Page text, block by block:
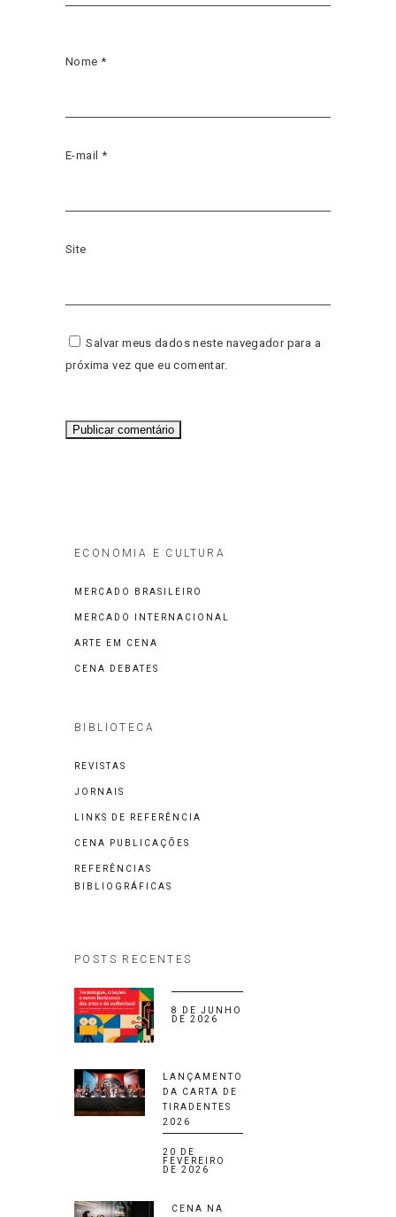
Nome *
E-mail *
Site
Salvar meus dados neste navegador para a
próxima vez que eu comentar.
ECONOMIA E CULTURA
MERCADO BRASILEIRO
MERCADO INTERNACIONAL
ARTE EM CENA
CENA DEBATES
BIBLIOTECA
REVISTAS
JORNAIS
LINKS DE REFERÊNCIA
CENA PUBLICAÇÕES
REFERÊNCIAS
BIBLIOGRÁFICAS
POSTS RECENTES
8 DE JUNHO
DE 2026
LANÇAMENTO
DA CARTA DE
TIRADENTES
2026
20 DE
FEVEREIRO
DE 2026
CENA NA